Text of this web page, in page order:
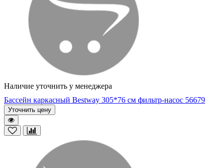
Наличие уточнить у менеджера
Бассейн каркасный Bestway 305*76 cм фильтр-насос 56679
Уточнить цену